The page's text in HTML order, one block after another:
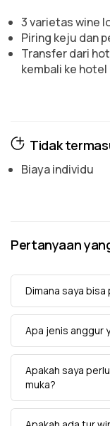
3 varietas wine
Piring keju dan
Transfer dari
kembali ke hotel
Tidak
Biaya individu
Pertanyaan
Dimana saya
Apa jenis anggur
Apakah saya
muka?